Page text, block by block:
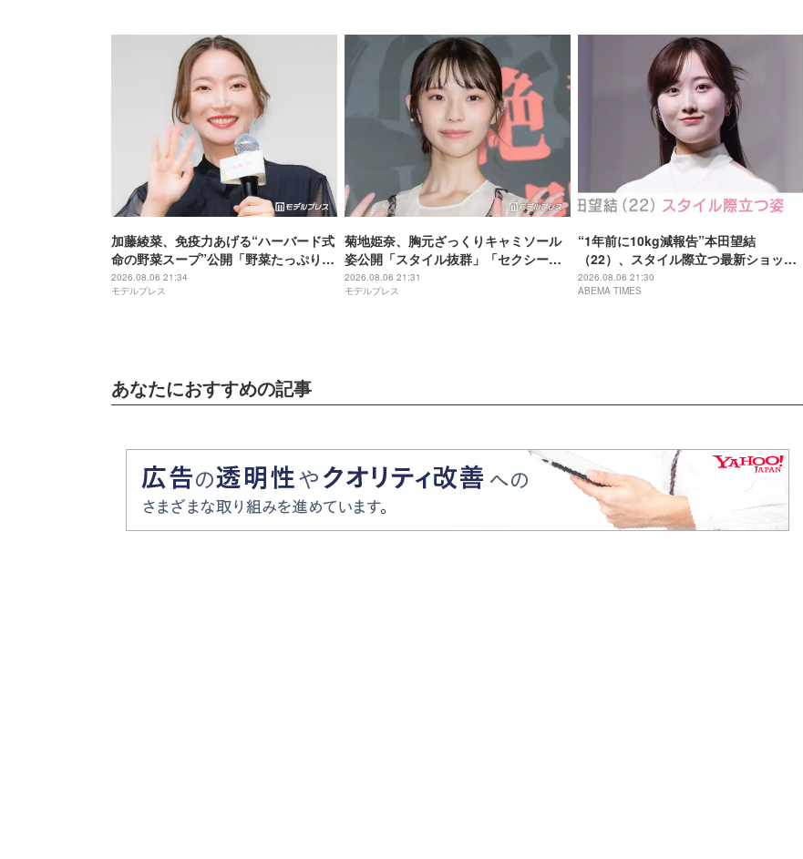
加藤綾菜、免疫力あげる“ハーバード式
命の野菜スープ”公開「野菜たっぷりで
美味しそう」「栄養満点ですね」と反
響
2026.08.06 21:34
モデルプレス
菊地姫奈、胸元ざっくりキャミソール
姿公開「スタイル抜群」「セクシーす
ぎる」と話題
2026.08.06 21:31
モデルプレス
“1年前に10kg減報告”本田望結
（22）、スタイル際立つ最新ショット
に反響「痩せた？」「ミトちゃんに似
てきた」
2026.08.06 21:30
ABEMA TIMES
あなたにおすすめの記事